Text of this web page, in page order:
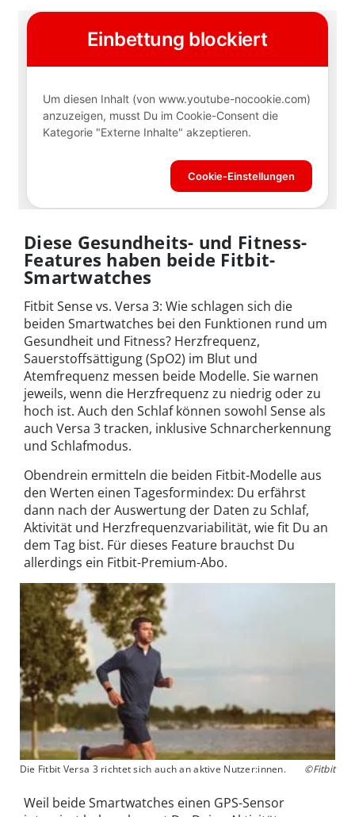
Diese Gesundheits- und Fitness-
Features haben beide Fitbit-
Smartwatches
Fitbit Sense vs. Versa 3: Wie schlagen sich die
beiden Smartwatches bei den Funktionen rund um
Gesundheit und Fitness? Herzfrequenz,
Sauerstoffsättigung (SpO2) im Blut und
Atemfrequenz messen beide Modelle. Sie warnen
jeweils, wenn die Herzfrequenz zu niedrig oder zu
hoch ist. Auch den Schlaf können sowohl Sense als
auch Versa 3 tracken, inklusive Schnarcherkennung
und Schlafmodus.
Obendrein ermitteln die beiden Fitbit-Modelle aus
den Werten einen Tagesformindex: Du erfährst
dann nach der Auswertung der Daten zu Schlaf,
Aktivität und Herzfrequenzvariabilität, wie fit Du an
dem Tag bist. Für dieses Feature brauchst Du
allerdings ein Fitbit-Premium-Abo.
Die Fitbit Versa 3 richtet sich auch an aktive Nutzer:innen. ©Fitbit
Weil beide Smartwatches einen GPS-Sensor